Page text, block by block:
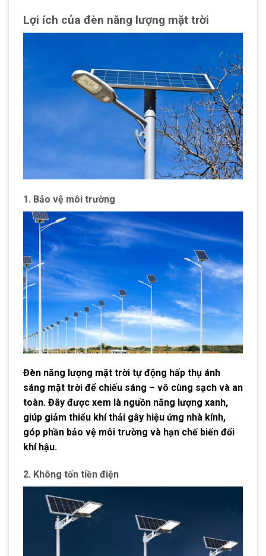
Lợi ích của đèn năng lượng mặt trời
1. Bảo vệ môi trường
Đèn năng lượng mặt trời tự động hấp thụ ánh
sáng mặt trời để chiếu sáng – vô cùng sạch và an
toàn. Đây được xem là nguồn năng lượng xanh,
giúp giảm thiểu khí thải gây hiệu ứng nhà kính,
góp phần bảo vệ môi trường và hạn chế biến đổi
khí hậu.
2. Không tốn tiền điện